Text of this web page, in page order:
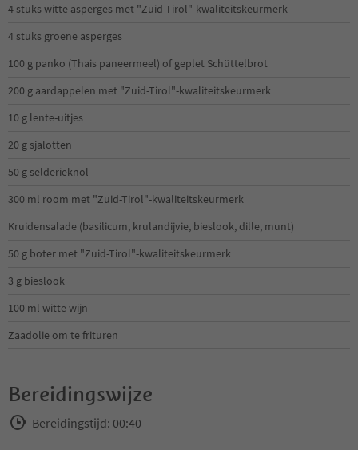
4 stuks witte asperges met "Zuid-Tirol"-kwaliteitskeurmerk
4 stuks groene asperges
100 g panko (Thais paneermeel) of geplet Schüttelbrot
200 g aardappelen met "Zuid-Tirol"-kwaliteitskeurmerk
10 g lente-uitjes
20 g sjalotten
50 g selderieknol
300 ml room met "Zuid-Tirol"-kwaliteitskeurmerk
Kruidensalade (basilicum, krulandijvie, bieslook, dille, munt)
50 g boter met "Zuid-Tirol"-kwaliteitskeurmerk
3 g bieslook
100 ml witte wijn
Zaadolie om te frituren
Bereidingswijze
Bereidingstijd: 00:40